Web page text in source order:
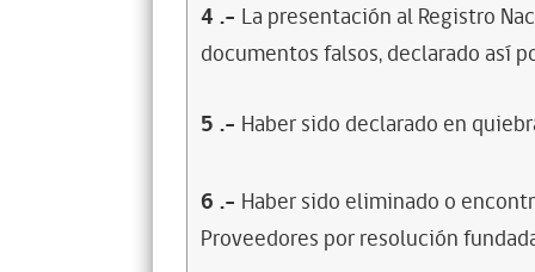
4 .- La presentación al Registro
documentos falsos, declarado así
5 .- Haber sido declarado en
6 .- Haber sido eliminado o
Proveedores por resolución